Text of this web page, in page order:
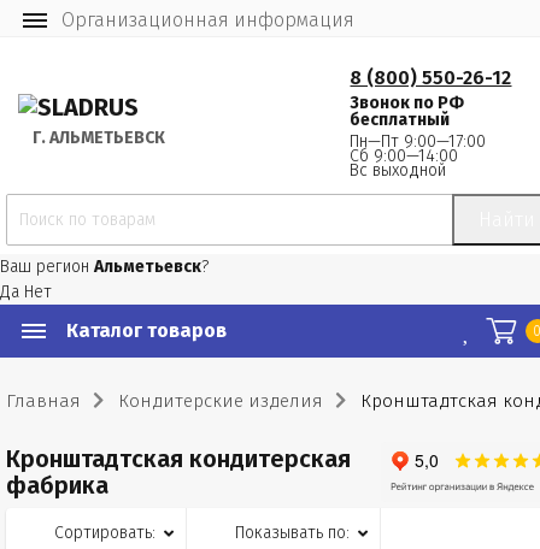
Организационная информация
Г. АЛЬМЕТЬЕВСК
8 (800) 550-26-12
Звонок по РФ
бесплатный
Пн—Пт 9:00—17:00
Сб 9:00—14:00
Вс выходной
Ваш регион Альметьевск?
Да Нет
Каталог товаров
Главная Кондитерские изделия Кронштадтская
Кронштадтская кондитерская
фабрика
Сортировать: Показывать по: